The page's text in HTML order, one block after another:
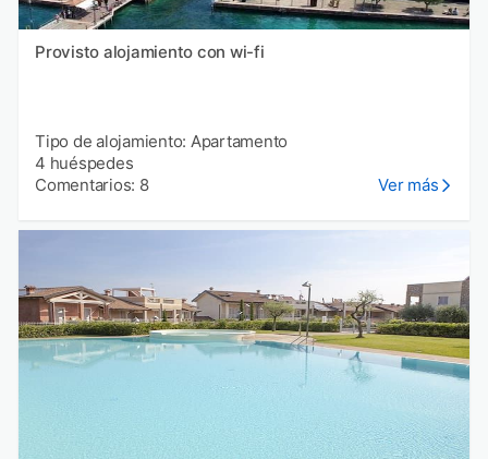
Provisto alojamiento con wi-fi
Tipo de alojamiento: Apartamento
4 huéspedes
Comentarios: 8
Ver más